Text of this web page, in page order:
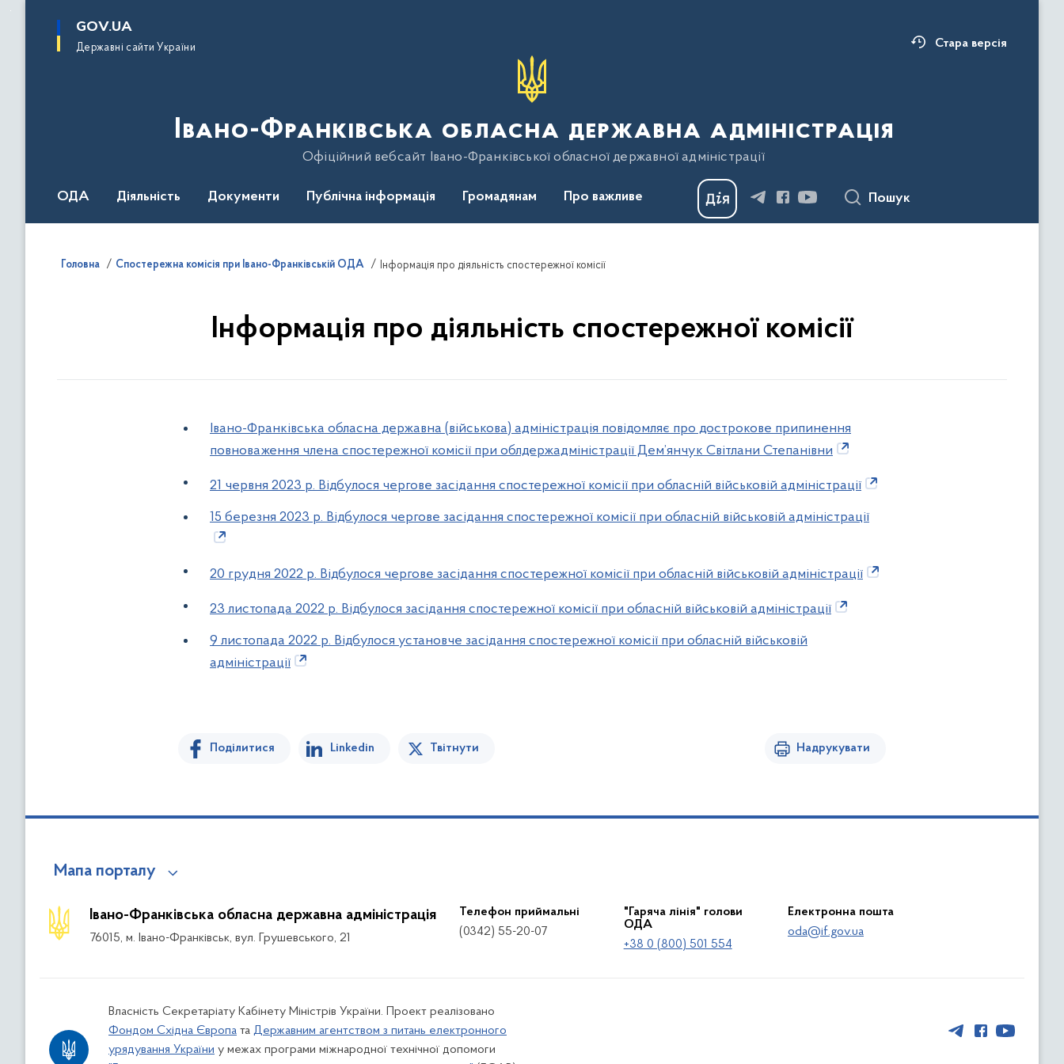
основного
GOV.UA
Державні сайти України Стара версія
Івано-Франківська обласна державна адміністрація
Офіційний вебсайт Івано-Франківської обласної державної адміністрації
ОДА Діяльність Документи Публічна інформація Громадянам Про важливе Пошук
Головна Спостережна комісія при Івано-Франківській ОДА Інформація про діяльність спостережної комісії
Інформація про діяльність спостережної комісії
Івано-Франківська обласна державна (військова) адміністрація повідомляє про дострокове припинення
повноваження члена спостережної комісії при облдержадміністрації Дем’янчук Світлани Степанівни
21 червня 2023 р. Відбулося чергове засідання спостережної комісії при обласній військовій адміністрації
15 березня 2023 р. Відбулося чергове засідання спостережної комісії при обласній військовій адміністрації
20 грудня 2022 р. Відбулося чергове засідання спостережної комісії при обласній військовій адміністрації
23 листопада 2022 р. Відбулося засідання спостережної комісії при обласній військовій адміністрації
9 листопада 2022 р. Відбулося установче засідання спостережної комісії при обласній військовій
адміністрації
Поділитися Linkedin Твітнути Надрукувати
Мапа порталу
Івано-Франківська обласна державна адміністрація
76015, м. Івано-Франківськ, вул. Грушевського, 21
Телефон приймальні
(0342) 55-20-07
"Гаряча лінія" голови
ОДА
+38 0 (800) 501 554
Електронна пошта
oda@if.gov.ua
Власність Секретаріату Кабінету Міністрів України. Проект реалізовано
Фондом Східна Європа та Державним агентством з питань електронного
урядування України у межах програми міжнародної технічної допомоги